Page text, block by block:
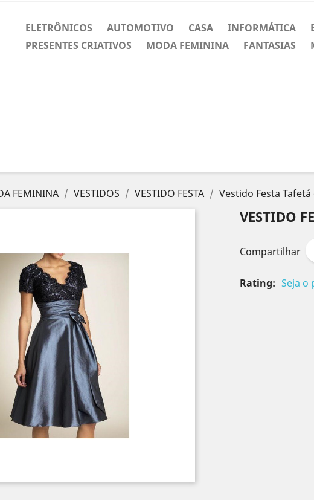
ELETRÔNICOS AUTOMOTIVO CASA INFORMÁTICA
PRESENTES CRIATIVOS
MODA FEMININA FANTASIAS
FEMININA VESTIDOS VESTIDO FESTA Vestido Festa
VESTIDO
Compartilhar
Rating: Seja o